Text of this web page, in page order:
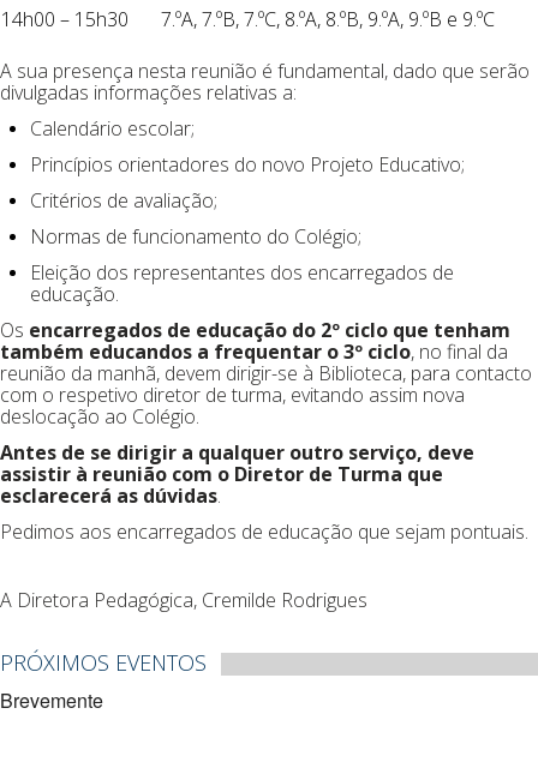
14h00 – 15h30
7.ºA, 7.ºB, 7.ºC, 8.ºA, 8.ºB, 9.ºA, 9.ºB e 9.ºC
A sua presença nesta reunião é fundamental, dado que serão
divulgadas informações relativas a:
Calendário escolar;
Princípios orientadores do novo Projeto Educativo;
Critérios de avaliação;
Normas de funcionamento do Colégio;
Eleição dos representantes dos encarregados de
educação.
Os encarregados de educação do 2º ciclo que tenham
também educandos a frequentar o 3º ciclo, no final da
reunião da manhã, devem dirigir-se à Biblioteca, para contacto
com o respetivo diretor de turma, evitando assim nova
deslocação ao Colégio.
Antes de se dirigir a qualquer outro serviço, deve
assistir à reunião com o Diretor de Turma que
esclarecerá as dúvidas.
Pedimos aos encarregados de educação que sejam pontuais.
A Diretora Pedagógica, Cremilde Rodrigues
PRÓXIMOS EVENTOS
Brevemente